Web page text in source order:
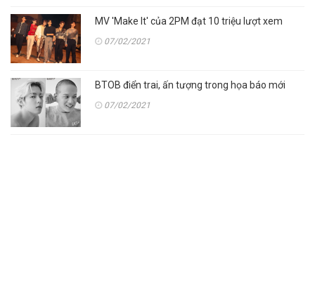
MV 'Make It' của 2PM đạt 10 triệu lượt xem
07/02/2021
BTOB điển trai, ấn tượng trong họa báo mới
07/02/2021